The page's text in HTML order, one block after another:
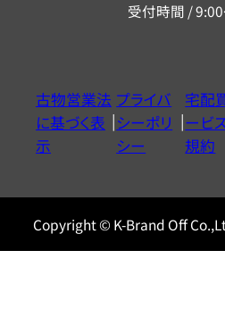
ー
ヤ
ル
0120604117
受付時間 /
古物営業法
に基づく表
示
プライバ
シーポリ
シー
宅配
ービ
規約
Copyright © K-Brand Off